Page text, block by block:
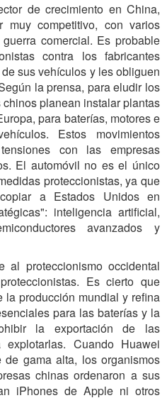
de crecimiento en China,
competitivo, con varios
comercial. Es probable
contra los fabricantes
sus vehículos y les obliguen
la prensa, para eludir los
planean instalar plantas
para baterías, motores e
Estos movimientos
con las empresas
El automóvil no es el único
proteccionistas, ya que
a Estados Unidos en
inteligencia artificial,
avanzados y
al proteccionismo occidental
Es cierto que
producción mundial y refina
para las baterías y la
la exportación de las
Cuando Huawei
gama alta, los organismos
chinas ordenaron a sus
iPhones de Apple ni otros